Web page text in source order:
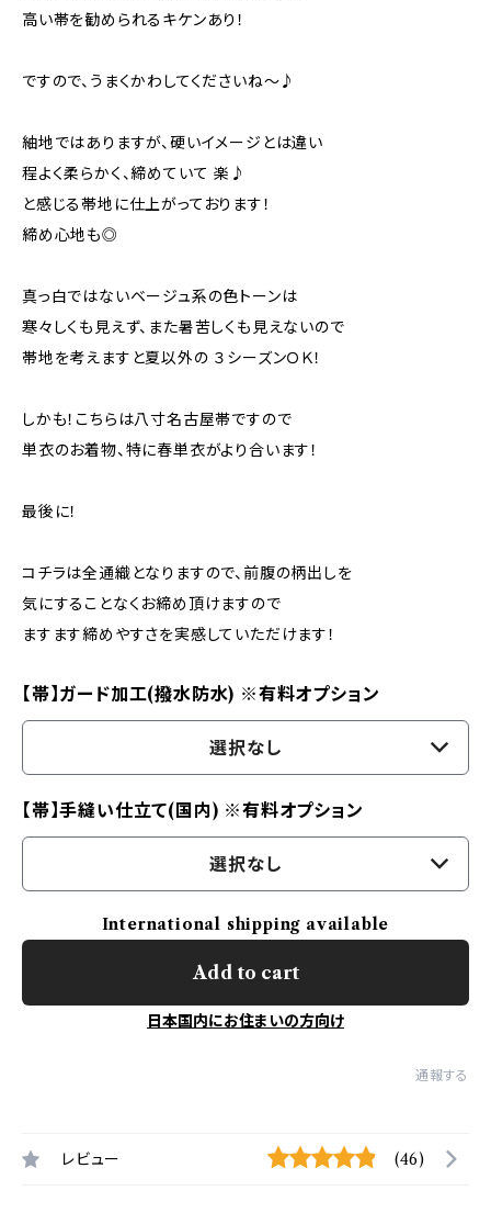
高い帯を勧められるキケンあり！
ですので、うまくかわしてくださいね～♪
紬地ではありますが、硬いイメージとは違い
程よく柔らかく、締めていて 楽♪
と感じる帯地に仕上がっております！
締め心地も◎
真っ白ではないベージュ系の色トーンは
寒々しくも見えず、また暑苦しくも見えないので
帯地を考えますと夏以外の ３シーズンＯＫ！
しかも！こちらは八寸名古屋帯ですので
単衣のお着物、特に春単衣がより合います！
最後に！
コチラは全通織となりますので、前腹の柄出しを
気にすることなくお締め頂けますので
ますます締めやすさを実感していただけます！
【帯】ガード加工(撥水防水) ※有料オプション
選択なし
【帯】手縫い仕立て(国内) ※有料オプション
選択なし
International shipping available
Add to cart
日本国内にお住まいの方向け
通報する
レビュー (46)